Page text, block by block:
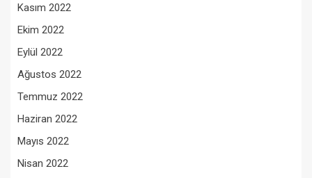
Kasım 2022
Ekim 2022
Eylül 2022
Ağustos 2022
Temmuz 2022
Haziran 2022
Mayıs 2022
Nisan 2022